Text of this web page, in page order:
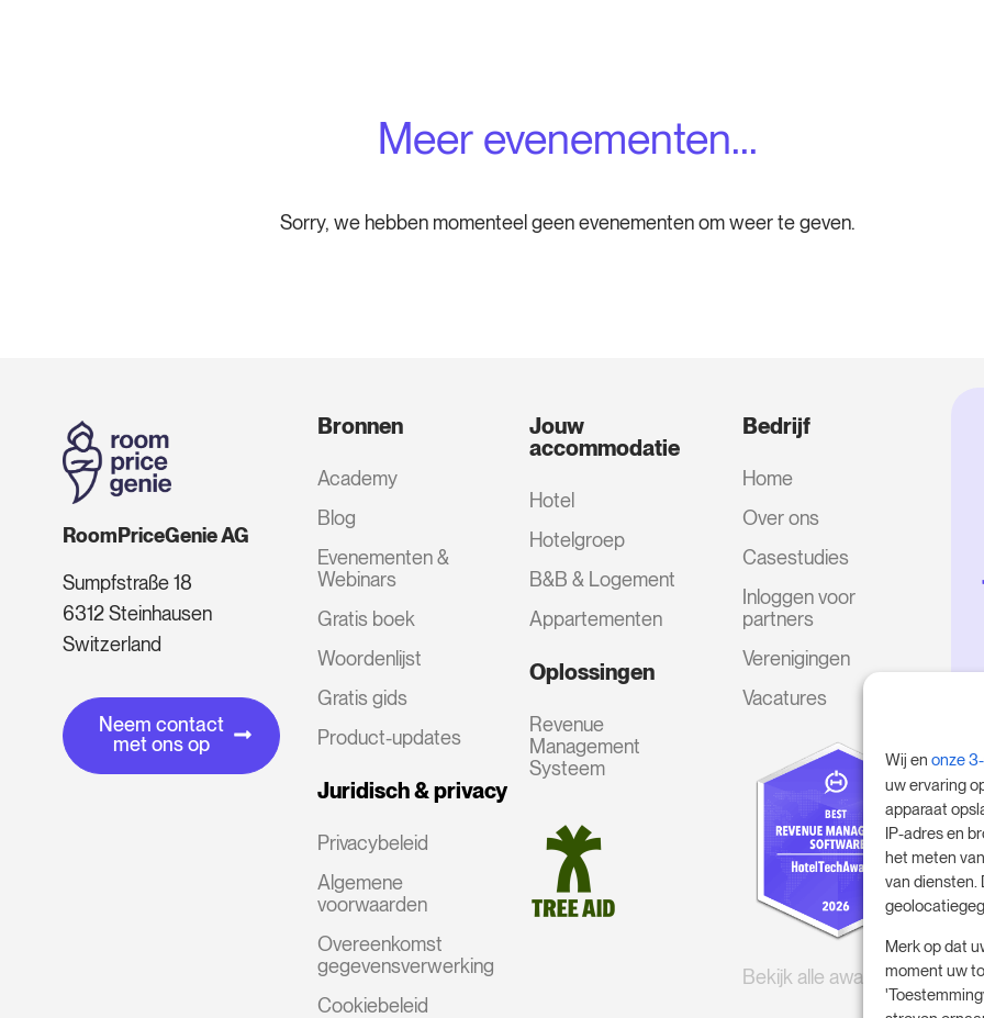
Meer evenementen...
Sorry, we hebben momenteel geen evenementen om weer te geven.
RoomPriceGenie AG
Sumpfstraße 18
6312 Steinhausen
Switzerland
Neem contact
met ons op
Bronnen
Academy
Blog
Evenementen &
Webinars
Gratis boek
Woordenlijst
Gratis gids
Product-updates
Juridisch & privacy
Privacybeleid
Algemene
voorwaarden
Overeenkomst
gegevensverwerking
Cookiebeleid
Jouw
accommodatie
Hotel
Hotelgroep
B&B & Logement
Appartementen
Oplossingen
Revenue
Management
Systeem
Bedrijf
Home
Over ons
Casestudies
Inloggen voor
partners
Verenigingen
Vacatures
Bekijk alle awards
Wij enonze
uw ervaring
apparaat
IP-adres en
het meten
van diensten.
Merk op dat
moment uw